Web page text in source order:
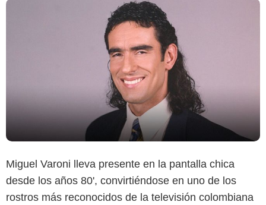
Miguel Varoni lleva presente en la pantalla chica
desde los años 80', convirtiéndose en uno de los
rostros más reconocidos de la televisión colombiana